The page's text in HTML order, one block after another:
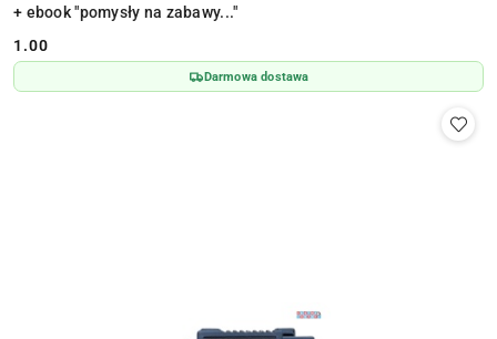
+ ebook "pomysły na zabawy..."
Cena:
1.00
Darmowa dostawa